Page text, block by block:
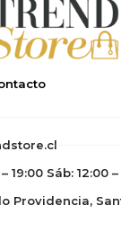
19:00 Sáb: 12:00 –
Providencia,